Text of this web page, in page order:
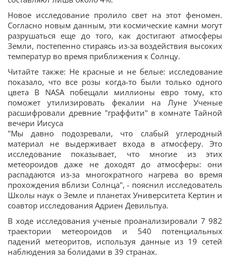
Новое исследование пролило свет на этот феномен.
Согласно новым данным, эти космические камни могут
разрушаться еще до того, как достигают атмосферы
Земли, постепенно стираясь из-за воздействия высоких
температур во время приближения к Солнцу.
Читайте также: Не красные и не белые: исследование
показало, что все розы когда-то были только одного
цвета В NASA побещали миллионы евро тому, кто
поможет утилизировать фекалии на Луне Ученые
расшифровали древние "граффити" в комнате Тайной
вечери Иисуса
"Мы давно подозревали, что слабый углеродный
материал не выдерживает входа в атмосферу. Это
исследование показывает, что многие из этих
метеороидов даже не доходят до атмосферы: они
распадаются из-за многократного нагрева во время
прохождения вблизи Солнца", - пояснил исследователь
Школы наук о Земле и планетах Университета Кертин и
соавтор исследования Адриен Девильпуа.
В ходе исследования ученые проанализировали 7 982
траектории метеороидов и 540 потенциальных
падений метеоритов, используя данные из 19 сетей
наблюдения за болидами в 39 странах.